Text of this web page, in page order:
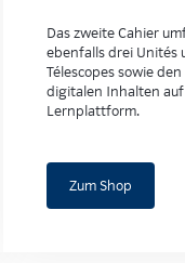
Das zweite Cahier
ebenfalls drei Unités
Télescopes sowie
digitalen Inhalten
Lernplattform.
Zum Shop